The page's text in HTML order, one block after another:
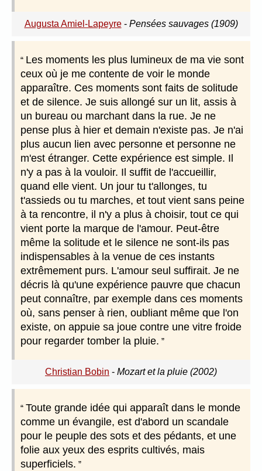
Augusta Amiel-Lapeyre- Pensées sauvages (1909)
Les moments les plus lumineux de ma vie sont
ceux où je me contente de voir le monde
apparaître. Ces moments sont faits de solitude
et de silence. Je suis allongé sur un lit, assis à
un bureau ou marchant dans la rue. Je ne
pense plus à hier et demain n'existe pas. Je n'ai
plus aucun lien avec personne et personne ne
m'est étranger. Cette expérience est simple. Il
n'y a pas à la vouloir. Il suffit de l'accueillir,
quand elle vient. Un jour tu t'allonges, tu
t'assieds ou tu marches, et tout vient sans peine
à ta rencontre, il n'y a plus à choisir, tout ce qui
vient porte la marque de l'amour. Peut-être
même la solitude et le silence ne sont-ils pas
indispensables à la venue de ces instants
extrêmement purs. L'amour seul suffirait. Je ne
décris là qu'une expérience pauvre que chacun
peut connaître, par exemple dans ces moments
où, sans penser à rien, oubliant même que l'on
existe, on appuie sa joue contre une vitre froide
pour regarder tomber la pluie.
Christian Bobin - Mozart et la pluie (2002)
Toute grande idée qui apparaît dans le monde
comme un évangile, est d'abord un scandale
pour le peuple des sots et des pédants, et une
folie aux yeux des esprits cultivés, mais
superficiels.